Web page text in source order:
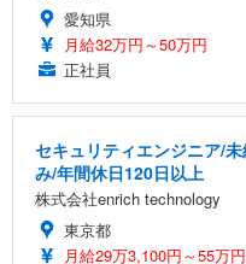
愛知県
月給32万円～50万円
正社員
セキュリティエンジニア/
み/年間休日120日以上
株式会社enrich technology
東京都
月給29万3,100円～55万円